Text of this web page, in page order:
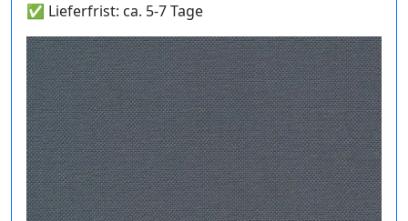
✅ Lieferfrist: ca. 5-7 Tage